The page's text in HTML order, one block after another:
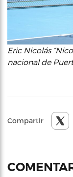
Eric Nicolás
nacional de
Compartir